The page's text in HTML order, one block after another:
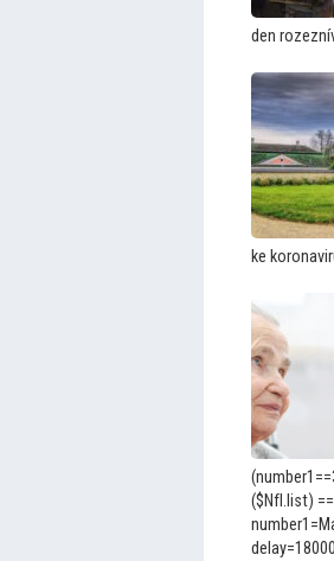
den
ke
($NfI.list)